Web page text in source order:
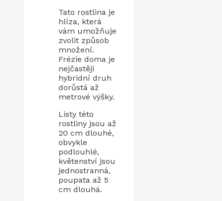
Tato rostlina je
hlíza, která
vám umožňuje
zvolit způsob
množení.
Frézie doma je
nejčastěji
hybridní druh
dorůstá až
metrové výšky.
Listy této
rostliny jsou až
20 cm dlouhé,
obvykle
podlouhlé,
květenství jsou
jednostranná,
poupata až 5
cm dlouhá.